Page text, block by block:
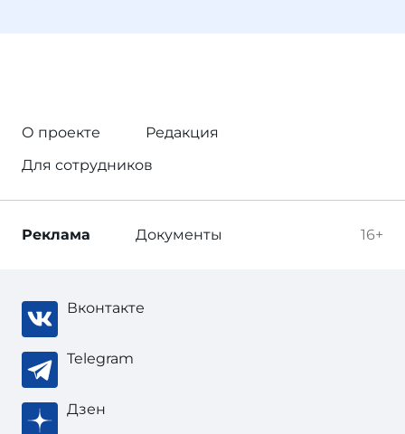
О проекте
Редакция
Для сотрудников
16+
Реклама Документы
Вконтакте
Telegram
Дзен